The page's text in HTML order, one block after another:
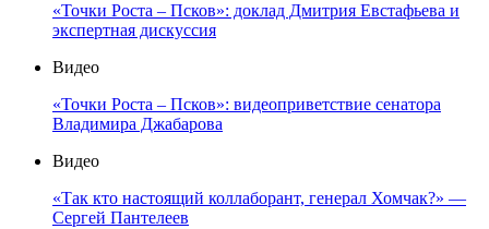
«Точки Роста – Псков»: доклад Дмитрия Евстафьева и
экспертная дискуссия
Видео
«Точки Роста – Псков»: видеоприветствие сенатора
Владимира Джабарова
Видео
«Так кто настоящий коллаборант, генерал Хомчак?» —
Сергей Пантелеев